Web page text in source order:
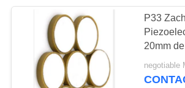
Onderwater
Ultrasone
P33
20mm
Piezo
100KHz